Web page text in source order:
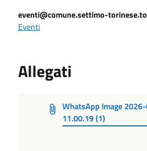
eventi@comune.settimo-
Eventi
Allegati
WhatsApp Image
11.00.19 (1)